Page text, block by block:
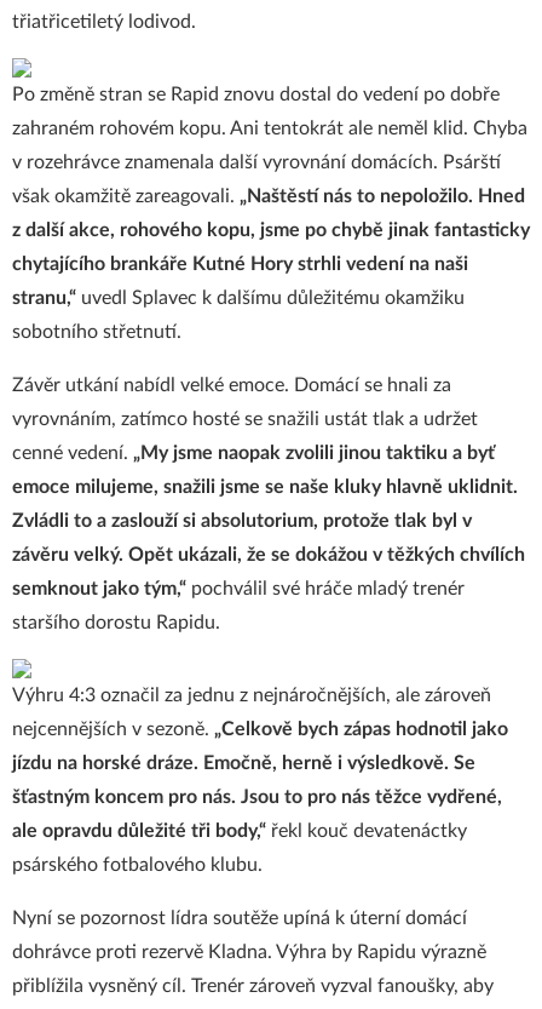
třiatřicetiletý lodivod.
Po změně stran se Rapid znovu dostal do vedení po dobře
zahraném rohovém kopu. Ani tentokrát ale neměl klid. Chyba
v rozehrávce znamenala další vyrovnání domácích. Psárští
však okamžitě zareagovali. „Naštěstí nás to nepoložilo. Hned
z další akce, rohového kopu, jsme po chybě jinak fantasticky
chytajícího brankáře Kutné Hory strhli vedení na naši
stranu,“ uvedl Splavec k dalšímu důležitému okamžiku
sobotního střetnutí.
Závěr utkání nabídl velké emoce. Domácí se hnali za
vyrovnáním, zatímco hosté se snažili ustát tlak a udržet
cenné vedení. „My jsme naopak zvolili jinou taktiku a byť
emoce milujeme, snažili jsme se naše kluky hlavně uklidnit.
Zvládli to a zaslouží si absolutorium, protože tlak byl v
závěru velký. Opět ukázali, že se dokážou v těžkých chvílích
semknout jako tým,“ pochválil své hráče mladý trenér
staršího dorostu Rapidu.
Výhru 4:3 označil za jednu z nejnáročnějších, ale zároveň
nejcennějších v sezoně. „Celkově bych zápas hodnotil jako
jízdu na horské dráze. Emočně, herně i výsledkově. Se
šťastným koncem pro nás. Jsou to pro nás těžce vydřené,
ale opravdu důležité tři body,“ řekl kouč devatenáctky
psárského fotbalového klubu.
Nyní se pozornost lídra soutěže upíná k úterní domácí
dohrávce proti rezervě Kladna. Výhra by Rapidu výrazně
přiblížila vysněný cíl. Trenér zároveň vyzval fanoušky, aby